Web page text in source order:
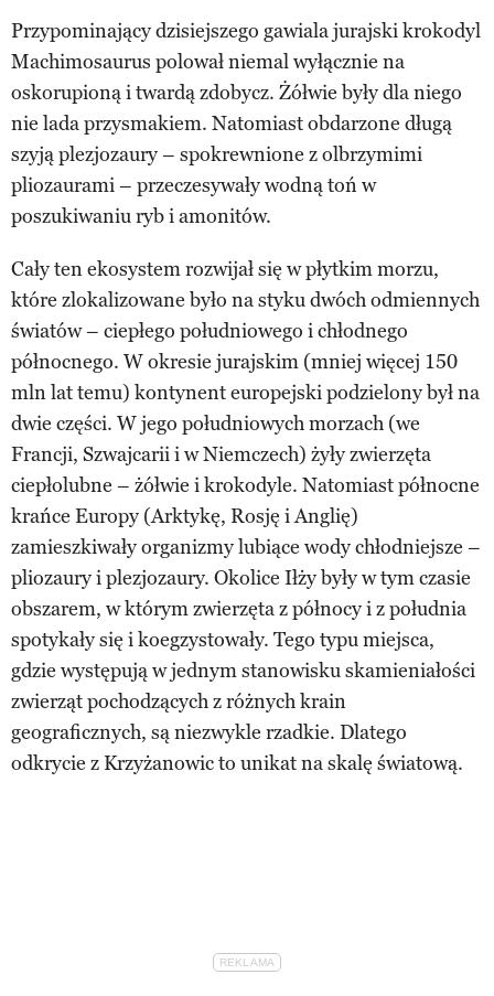
Przypominający dzisiejszego gawiala jurajski krokodyl
Machimosaurus polował niemal wyłącznie na
oskorupioną i twardą zdobycz. Żółwie były dla niego
nie lada przysmakiem. Natomiast obdarzone długą
szyją plezjozaury – spokrewnione z olbrzymimi
pliozaurami – przeczesywały wodną toń w
poszukiwaniu ryb i amonitów.
Cały ten ekosystem rozwijał się w płytkim morzu,
które zlokalizowane było na styku dwóch odmiennych
światów – ciepłego południowego i chłodnego
północnego. W okresie jurajskim (mniej więcej 150
mln lat temu) kontynent europejski podzielony był na
dwie części. W jego południowych morzach (we
Francji, Szwajcarii i w Niemczech) żyły zwierzęta
ciepłolubne – żółwie i krokodyle. Natomiast północne
krańce Europy (Arktykę, Rosję i Anglię)
zamieszkiwały organizmy lubiące wody chłodniejsze –
pliozaury i plezjozaury. Okolice Iłży były w tym czasie
obszarem, w którym zwierzęta z północy i z południa
spotykały się i koegzystowały. Tego typu miejsca,
gdzie występują w jednym stanowisku skamieniałości
zwierząt pochodzących z różnych krain
geograficznych, są niezwykle rzadkie. Dlatego
odkrycie z Krzyżanowic to unikat na skalę światową.